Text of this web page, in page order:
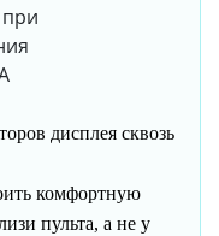
дисплея сквозь
комфортную
пульта, а не у